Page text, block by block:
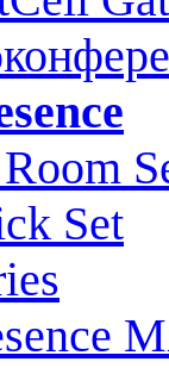
Set